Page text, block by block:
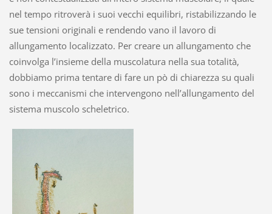
nel tempo ritroverà i suoi vecchi equilibri, ristabilizzando le
sue tensioni originali e rendendo vano il lavoro di
allungamento localizzato. Per creare un allungamento che
coinvolga l’insieme della muscolatura nella sua totalità,
dobbiamo prima tentare di fare un pò di chiarezza su quali
sono i meccanismi che intervengono nell’allungamento del
sistema muscolo scheletrico.